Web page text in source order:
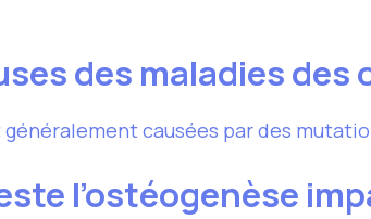
des maladies des
généralement causées par des
l’ostéogenèse